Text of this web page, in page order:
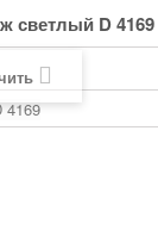
светлый D 4169